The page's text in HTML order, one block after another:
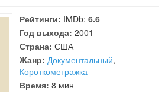
Рейтинги: IMDb: 6.6
Год выхода: 2001
Страна: США
Жанр: Документальный,
Короткометражка
Время: 8 мин